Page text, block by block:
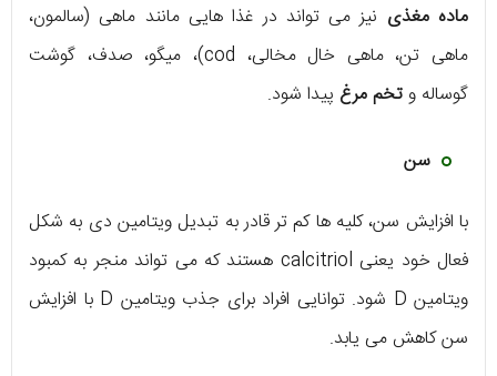
ماده مغذی نیز می تواند در غذا هایی مانند ماهی (سالمون،
ماهی تن، ماهی خال مخالی، cod)، میگو، صدف، گوشت
گوساله وتخم مرغ پیدا شود.
سن
با افزایش سن، کلیه ها کم تر قادر به تبدیل ویتامین دی به شکل
فعال خود یعنی calcitriol هستند که می تواند منجر به کمبود
ویتامین D شود. توانایی افراد برای جذب ویتامین D با افزایش
سن کاهش می یابد.